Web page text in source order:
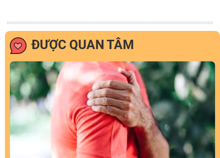
ĐƯỢC QUAN TÂM